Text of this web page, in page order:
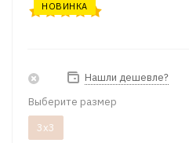
НОВИНКА
Нашли дешевле?
Выберите размер
3x3